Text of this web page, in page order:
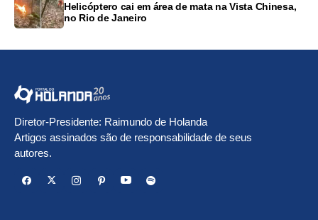
Helicóptero cai em área de mata na Vista Chinesa,
no Rio de Janeiro
Diretor-Presidente: Raimundo de Holanda
Artigos assinados são de responsabilidade de seus
autores.